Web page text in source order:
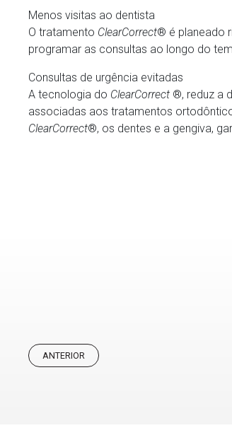
Menos visitas ao dentista
O tratamento ClearCorrect® é planeado
programar as consultas ao longo do
Consultas de urgência evitadas
A tecnologia do ClearCorrect ®, reduz a
associadas aos tratamentos
ClearCorrect®, os dentes e a gengiva,
ANTERIOR